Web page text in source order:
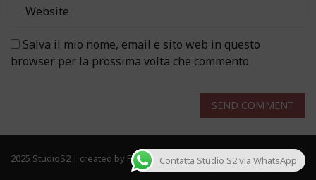
Salva il mio nome, email e sito web in questo
browser per la prossima volta che commento.
SEND COMMENT
2025 StudioS2 | created by Frau Solutions. All rights reserved.
Contatta Studio S2 via WhatsApp